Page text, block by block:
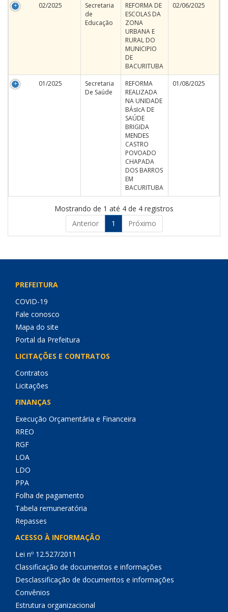
02/2025
Secretaria
de
Educação
REFORMA DE
ESCOLAS DA
ZONA
URBANA E
RURAL DO
MUNICIPIO
DE
BACURITUBA
02/06/2025
01/2025
Secretaria
De Saúde
REFORMA
REALIZADA
NA UNIDADE
BÁsIcA DE
SAÚDE
BRIGIDA
MENDES
CASTRO
POVOADO
CHAPADA
DOS BARROS
EM
BACURITUBA
01/08/2025
Mostrando de 1 até 4 de 4 registros
Anterior
1 Próximo
PREFEITURA
COVID-19
Fale conosco
Mapa do site
Portal da Prefeitura
LICITAÇÕES E CONTRATOS
Contratos
Licitações
FINANÇAS
Execução Orçamentária e Financeira
RREO
RGF
LOA
LDO
PPA
Folha de pagamento
Tabela remuneratória
Repasses
ACESSO À INFORMAÇÃO
Lei nº 12.527/2011
Classificação de documentos e informações
Desclassificação de documentos e informações
Convênios
Estrutura organizacional